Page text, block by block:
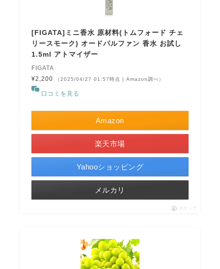
[FIGATA]ミニ香水 原材料(トムフォード チェ
リースモーク) オードパルファン 香水 お試し
1.5ml アトマイザー
FIGATA
¥2,200
（2025/04/27 01:57時点 | Amazon調べ）
口コミを見る
Amazon
楽天市場
Yahooショッピング
メルカリ
ポチップ